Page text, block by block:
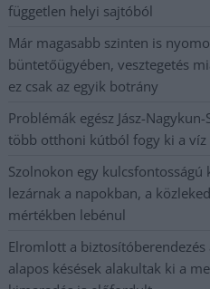
független helyi sajtóból
Már magasabb szinten is
büntetőügyében, vesztegetés
ez csak az egyik botrány
Problémák egész Jász-
több otthoni kútból fogy ki a víz
Szolnokon egy
lezárnak a napokban, a
mértékben lebénul
Elromlott a
alapos késések alakultak ki a